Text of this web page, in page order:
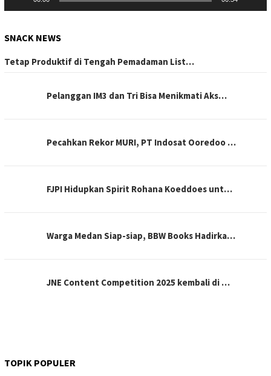
SNACK NEWS
Tetap Produktif di Tengah Pemadaman List…
Pelanggan IM3 dan Tri Bisa Menikmati Aks…
Pecahkan Rekor MURI, PT Indosat Ooredoo …
FJPI Hidupkan Spirit Rohana Koeddoes unt…
Warga Medan Siap-siap, BBW Books Hadirka…
JNE Content Competition 2025 kembali di …
TOPIK POPULER